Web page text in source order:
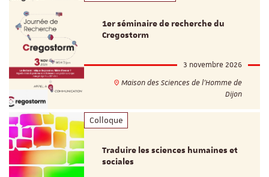
1er séminaire de recherche du
Cregostorm
3 novembre 2026
Maison des Sciences de l'Homme de
Dijon
Colloque
Traduire les sciences humaines et
sociales